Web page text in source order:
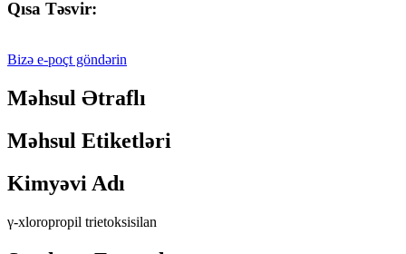
Qısa Təsvir:
Bizə e-poçt göndərin
Məhsul Ətraflı
Məhsul Etiketləri
Kimyəvi Adı
γ-xloropropil trietoksisilan